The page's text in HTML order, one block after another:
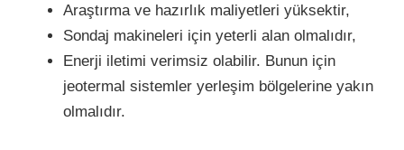
Araştırma ve hazırlık maliyetleri yüksektir,
Sondaj makineleri için yeterli alan olmalıdır,
Enerji iletimi verimsiz olabilir. Bunun için
jeotermal sistemler yerleşim bölgelerine yakın
olmalıdır.